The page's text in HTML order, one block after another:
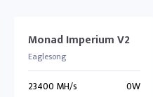
Monad Imperium V2
Eaglesong
23400 MH/s 0W